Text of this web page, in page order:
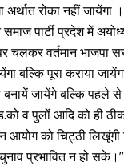
रोका नहीं जायेंगा
पार्टी प्रदेश में
वर्तमान भाजपा
बल्कि पूरा कराया
जायेंगे बल्कि पहले
व पुलों आदि को ही
आयोग को चिट्ठी
प्रभावित न हो सके।’’